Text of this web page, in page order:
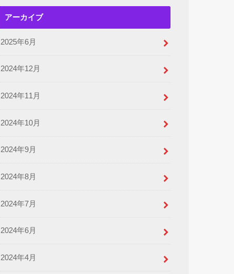
アーカイブ
2025年6月
2024年12月
2024年11月
2024年10月
2024年9月
2024年8月
2024年7月
2024年6月
2024年4月